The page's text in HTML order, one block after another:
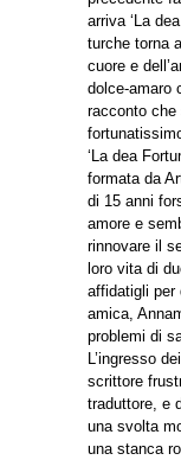
arriva ‘La
turche torna
cuore e
dolce-amaro
racconto che
‘La dea
formata da
di 15 anni
amore e
rinnovare il
loro vita di
affidatigli per
amica,
problemi di
L’ingresso
scrittore
traduttore, e
una svolta
una stanca